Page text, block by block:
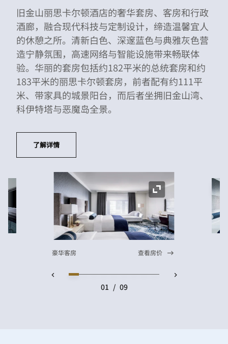
旧金山丽思卡尔顿酒店的奢华套房、客房和行政
酒廊，融合现代科技与定制设计，缔造温馨宜人
的休憩之所。清新白色、深邃蓝色与典雅灰色营
造宁静氛围，高速网络与智能设施带来畅联体
验。华丽的套房包括约182平米的总统套房和约
183平米的丽思卡尔顿套房，前者配有约111平
米、带家具的城景阳台，而后者坐拥旧金山湾、
科伊特塔与恶魔岛全景。
了解详情
展开图标
豪华客房 查看房价
01 / 09